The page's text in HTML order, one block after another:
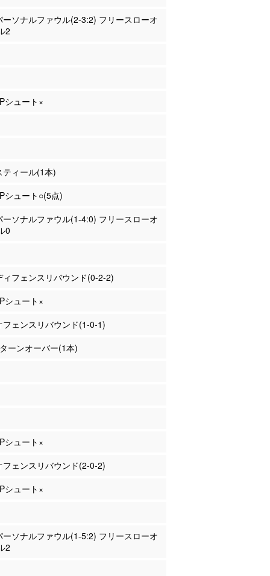
ーソナルファウル(2-3:2) フリースローオ
2
シュート×
ィール(1本)
シュート○(5点)
ーソナルファウル(1-4:0) フリースローオ
0
ィフェンスリバウンド(0-2-2)
シュート×
フェンスリバウンド(1-0-1)
ーンオーバー(1本)
シュート×
フェンスリバウンド(2-0-2)
シュート×
ーソナルファウル(1-5:2) フリースローオ
2